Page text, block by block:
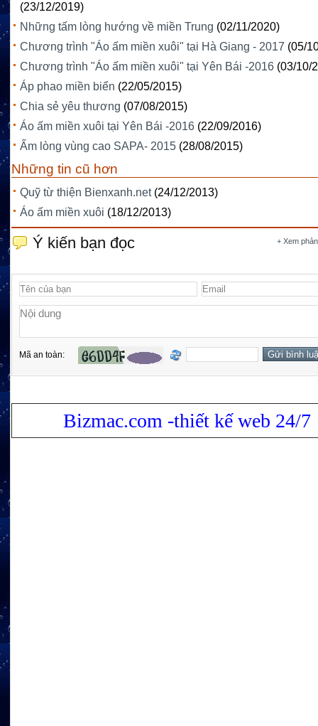
(23/12/2019)
Những tấm lòng hướng về miền Trung (02/11/2020)
Chương trình "Áo ấm miền xuôi" tại Hà Giang - 2017 (05/
Chương trình "Áo ấm miền xuôi" tại Yên Bái -2016 (03/10/
Áp phao miền biển (22/05/2015)
Chia sẻ yêu thương (07/08/2015)
Áo ấm miền xuôi tại Yên Bái -2016 (22/09/2016)
Ấm lòng vùng cao SAPA- 2015 (28/08/2015)
Những tin cũ hơn
Quỹ từ thiện Bienxanh.net (24/12/2013)
Áo ấm miền xuôi (18/12/2013)
+ Xem
Ý kiến bạn đọc
Mã an toàn:
Bizmac.com -thiết kế web 24/7